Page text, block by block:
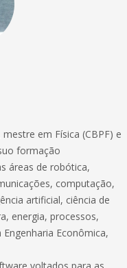
em Física (CBPF) e
formação
áreas de robótica,
computação,
artificial, ciência de
energia, processos,
Econômica,